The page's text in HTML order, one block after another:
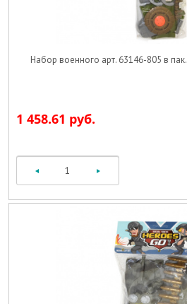
Набор военного арт. 63146-805 в пак.
1 458.61 руб.